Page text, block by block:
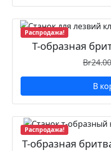
Распродажа!
Т-образная
Br24.00
В
Распродажа!
Т-образная